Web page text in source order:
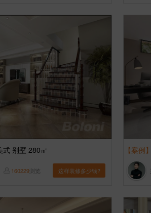
式 别墅 280㎡
160229浏览 这样装修多少钱?
【案例